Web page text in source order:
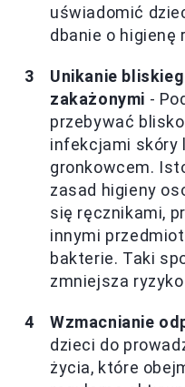
uświadomić
dbanie o higienę
Unikanie
zakażonymi -
przebywać
infekcjami skóry
gronkowcem.
zasad higieny
się ręcznikami,
innymi
bakterie. Taki
zmniejsza
Wzmacnianie
dzieci do
życia, które